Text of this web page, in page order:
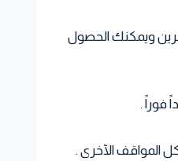
ويمكنك الحصول
المواقف الآخرى .